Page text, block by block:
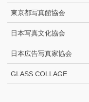
東京都写真館協会
日本写真文化協会
日本広告写真家協会
GLASS COLLAGE